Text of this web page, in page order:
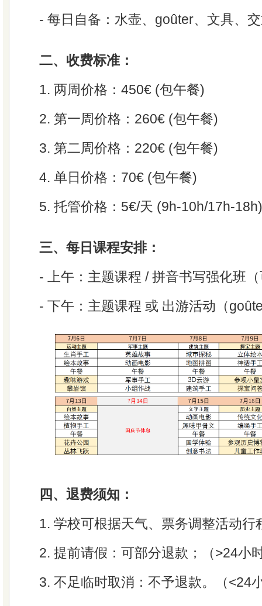
- 每日自备：水壶、goûter、文具、
二、收费标准：
1. 两周价格：450€ (包午餐)
2. 第一周价格：260€ (包午餐)
3. 第二周价格：220€ (包午餐)
4. 单日价格：70€ (包午餐)
5. 托管价格：5€/天 (9h-10h/17h-18h)
三、每日课程安排：
- 上午：主题课程 / 拼音书写强化班
- 下午：主题课程 或 出游活动（
四、退费须知：
1. 学校可根据天气、票务调整活动行
2. 提前请假：可部分退款；（>24小
3. 不足临时取消：不予退款。（<24